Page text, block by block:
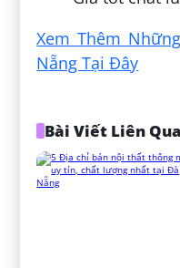
Xem Thêm
Nẵng Tại Đây
Bài Viết Liên